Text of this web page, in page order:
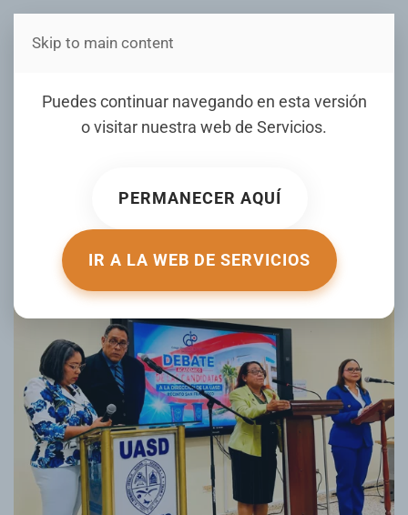
Estás en Telenord Medios
Puedes continuar navegando en esta versión
o visitar nuestra web de Servicios.
PERMANECER AQUÍ
IR A LA WEB DE SERVICIOS
Skip to main content
CDP encabeza debate
académico entre
General de la UASD Recinto
San Francisco
ESCRITO POR TELENORD EL
. PUBLICADO EN
.